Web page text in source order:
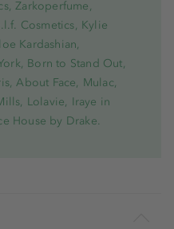
Zarkoperfume,
Cosmetics, Kylie
Kardashian,
Born to Stand Out,
About Face, Mulac,
Lolavie, Iraye in
House by Drake.